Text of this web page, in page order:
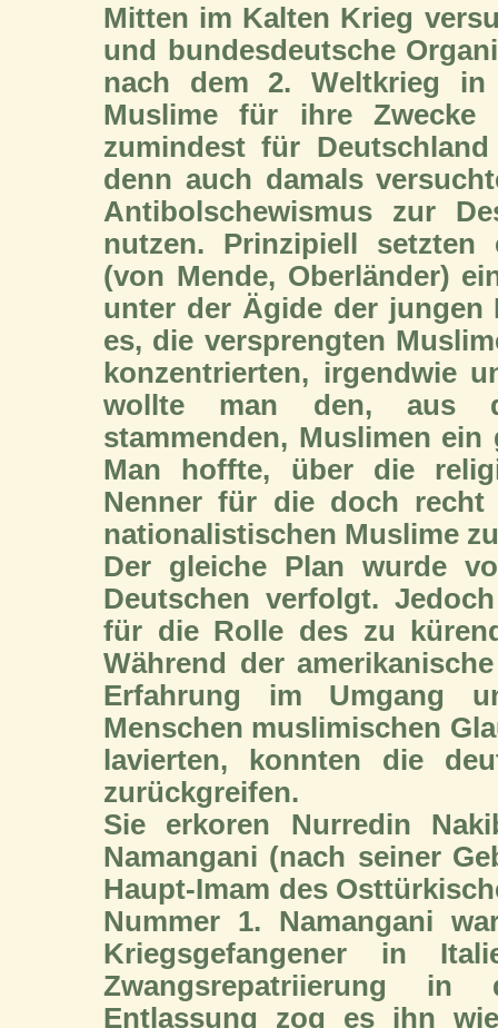
Mitten im Kalten Krieg
und bundesdeutsche
nach dem 2. Weltkrieg in
Muslime für ihre Zwecke
zumindest für
denn auch damals
Antibolschewismus zur
nutzen. Prinzipiell setzten
(von Mende, Oberländer)
unter der Ägide der jungen
es, die versprengten
konzentrierten, irgendwie
wollte man den, aus
stammenden, Muslimen
Man hoffte, über die
Nenner für die doch recht
nationalistischen Muslime
Der gleiche Plan wurde
Deutschen verfolgt.
für die Rolle des zu
Während der
Erfahrung im Umgang
Menschen muslimischen
lavierten, konnten die
zurückgreifen.
Sie erkoren Nurredin
Namangani (nach seiner
Haupt-Imam des
Nummer 1. Namangani
Kriegsgefangener in
Zwangsrepatriierung
Entlassung zog es ihn